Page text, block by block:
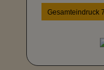
Gesamteindruck